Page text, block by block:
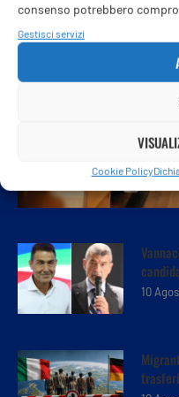
consenso potrebbero
Gestisci servizi
Cookie Policy
10